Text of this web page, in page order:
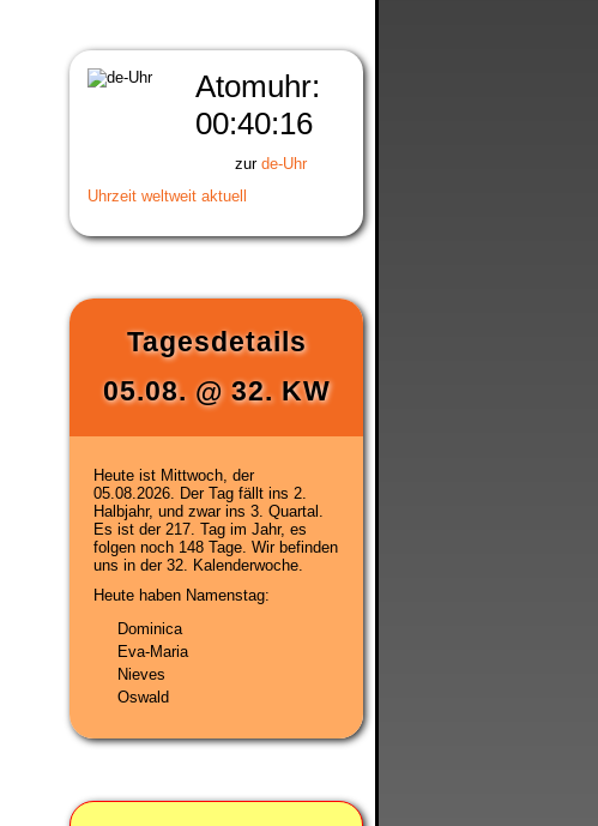
Atomuhr:
00:40:17
zur de-Uhr
Uhrzeit weltweit aktuell
Tagesdetails
05.08.@ 32. KW
Heute ist Mittwoch, der
05.08.2026 . Der Tag fällt ins 2.
Halbjahr, und zwar ins 3. Quartal.
Es ist der 217. Tag im Jahr, es
folgen noch 148 Tage. Wir befinden
uns in der 32. Kalenderwoche
Heute haben Namenstag:
Dominica
Eva-Maria
Nieves
Oswald